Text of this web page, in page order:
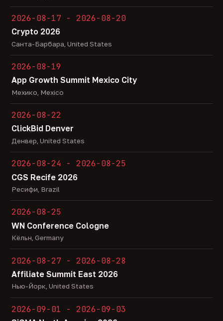
2026-08-17 - 2026-08-20
Crypto 2026
Санта-Барбара, United States
2026-08-19
App Growth Summit Mexico City
Мехико, Mexico
2026-08-22
ClickBid Denver
Денвер, United States
2026-08-24 - 2026-08-25
CGS Recife 2026
Ресифи, Brazil
2026-08-25
WN Conference Cologne
Кёльн, Germany
2026-08-27 - 2026-08-28
Affiliate Summit East 2026
Нью-Йорк, United States
2026-09-01 - 2026-09-03